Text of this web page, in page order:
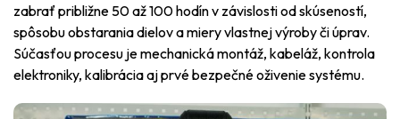
zabrať približne 50 až 100 hodín v závislosti od skúseností,
spôsobu obstarania dielov a miery vlastnej výroby či úprav.
Súčasťou procesu je mechanická montáž, kabeláž, kontrola
elektroniky, kalibrácia aj prvé bezpečné oživenie systému.